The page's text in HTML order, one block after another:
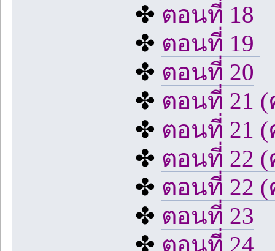
✤ ตอนที่ 18
✤ ตอนที่ 19
✤ ตอนที่ 20
✤ ตอนที่ 21
✤ ตอนที่ 21
✤ ตอนที่ 22
✤ ตอนที่ 22 (
✤ ตอนที่ 23
✤ ตอนที่ 24